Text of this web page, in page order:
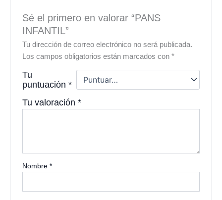
Sé el primero en valorar “PANS
INFANTIL”
Tu dirección de correo electrónico no será publicada.
Los campos obligatorios están marcados con*
Tu
puntuación*
Tu valoración*
Nombre*